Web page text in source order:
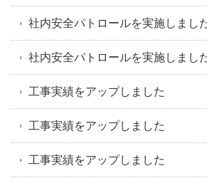
社内安全パトロールを実施しまし
社内安全パトロールを実施しまし
工事実績をアップしました
工事実績をアップしました
工事実績をアップしました